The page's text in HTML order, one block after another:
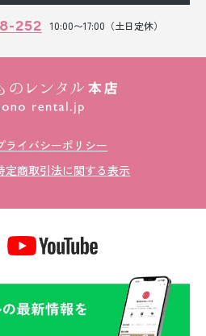
252 10:00〜17:00（土日定休）
ライバシーポリシー
定商取引法に関する表示